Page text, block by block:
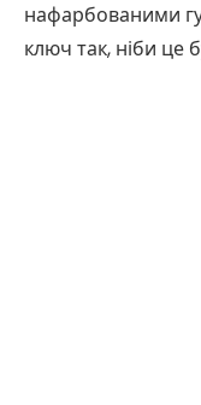
нафарбованими
ключ так, ніби це